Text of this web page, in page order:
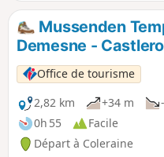
la côte ouest de l'Écosse.
Mussenden
Demesne -
Office de tourisme
2,82 km
+34 m
0h 55
Facile
Départ à Coleraine